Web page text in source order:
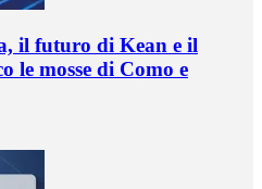
il futuro di Kean e il
le mosse di Como e